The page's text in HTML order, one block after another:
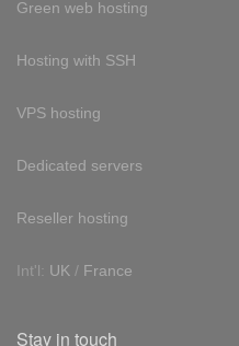
Green web hosting
Hosting with SSH
VPS hosting
Dedicated servers
Reseller hosting
Int'l: UK / France
Stay in touch